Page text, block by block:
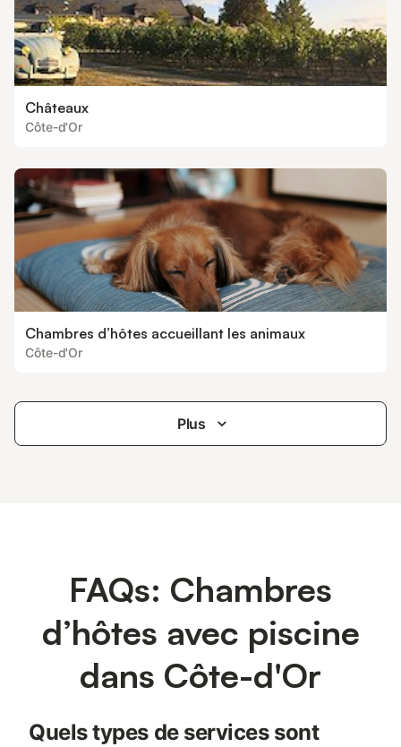
Châteaux
Côte-d'Or
Chambres d’hôtes accueillant les animaux
Côte-d'Or
Plus
FAQs: Chambres
d’hôtes avec piscine
dans Côte-d'Or
Quels types de services sont